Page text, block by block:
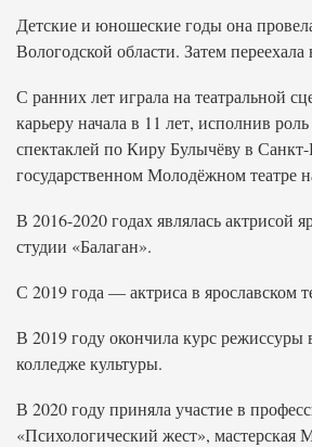
Детские и юношеские годы она
Вологодской области. Затем переехала
С ранних лет играла на театральной
карьеру начала в 11 лет, исполнив
спектаклей по Киру Булычёву в
государственном Молодёжном театре
В 2016-2020 годах являлась актрисой
студии «Балаган».
С 2019 года — актриса в ярославском
В 2019 году окончила курс режиссуры
колледже культуры.
В 2020 году приняла участие в
«Психологический жест», мастерская